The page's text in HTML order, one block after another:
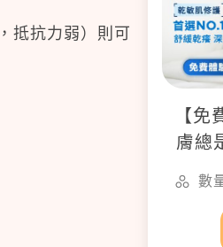
抵抗力弱）則可
【
膚總
加
數